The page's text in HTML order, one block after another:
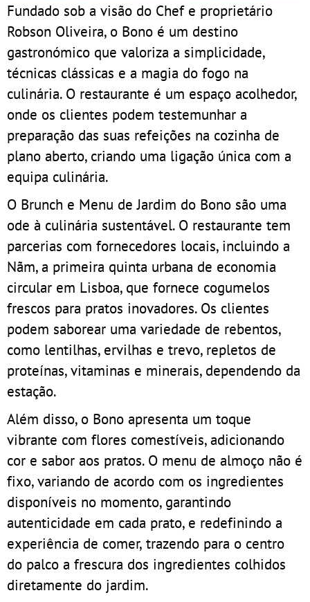
Fundado sob a visão do Chef e proprietário
Robson Oliveira, o Bono é um destino
gastronómico que valoriza a simplicidade,
técnicas clássicas e a magia do fogo na
culinária. O restaurante é um espaço acolhedor,
onde os clientes podem testemunhar a
preparação das suas refeições na cozinha de
plano aberto, criando uma ligação única com a
equipa culinária.
O Brunch e Menu de Jardim do Bono são uma
ode à culinária sustentável. O restaurante tem
parcerias com fornecedores locais, incluindo a
Nãm, a primeira quinta urbana de economia
circular em Lisboa, que fornece cogumelos
frescos para pratos inovadores. Os clientes
podem saborear uma variedade de rebentos,
como lentilhas, ervilhas e trevo, repletos de
proteínas, vitaminas e minerais, dependendo da
estação.
Além disso, o Bono apresenta um toque
vibrante com flores comestíveis, adicionando
cor e sabor aos pratos. O menu de almoço não é
fixo, variando de acordo com os ingredientes
disponíveis no momento, garantindo
autenticidade em cada prato, e redefinindo a
experiência de comer, trazendo para o centro
do palco a frescura dos ingredientes colhidos
diretamente do jardim.